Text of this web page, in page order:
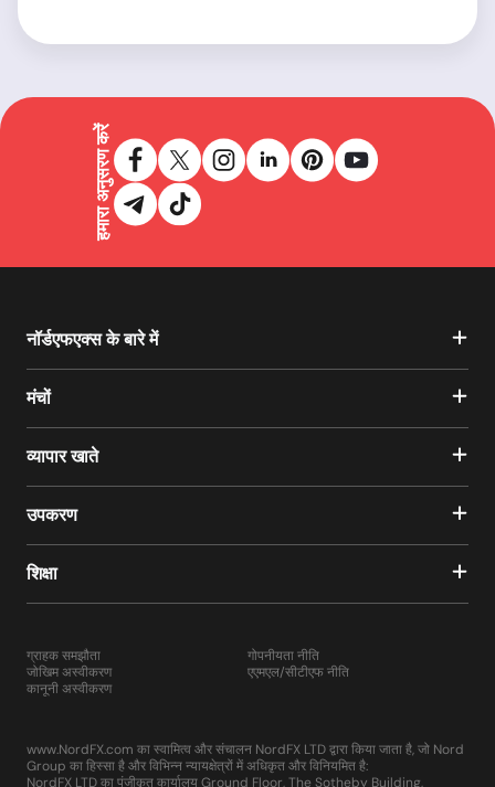
हमारा अनुसरण करें
नॉर्डएफएक्स के बारे में
मंचों
व्यापार खाते
उपकरण
शिक्षा
ग्राहक समझौता
जोखिम अस्वीकरण
कानूनी अस्वीकरण
गोपनीयता नीति
एएमएल/सीटीएफ नीति
www.NordFX.com का स्वामित्व और संचालन NordFX LTD द्वारा किया जाता है, जो Nord
Group का हिस्सा है और विभिन्न न्यायक्षेत्रों में अधिकृत और विनियमित है:
NordFX LTD का पंजीकृत कार्यालय Ground Floor, The Sotheby Building,